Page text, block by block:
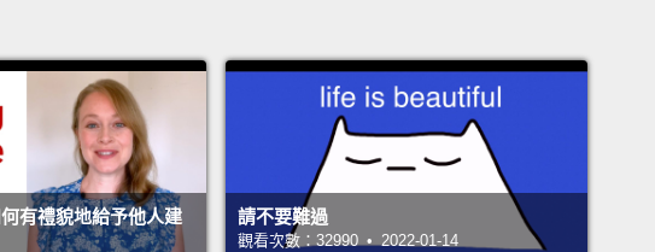
CommonSense.org to find out.
你的孩子正在看對的電影嗎？到CommonSense.org找看看。
有禮貌地給予他人建
請不要難過
觀看次數：32990 • 2022-01-14